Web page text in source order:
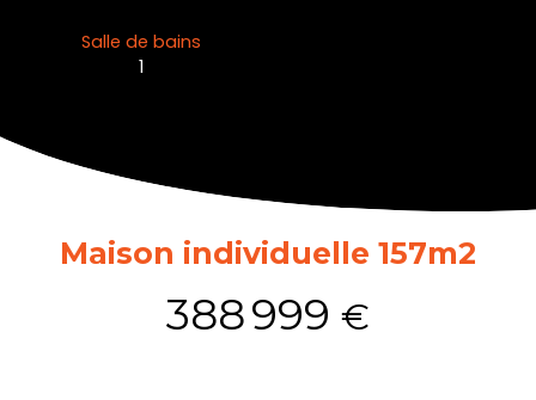
Salle de bains
1
Maison individuelle 157m2
388 999 €